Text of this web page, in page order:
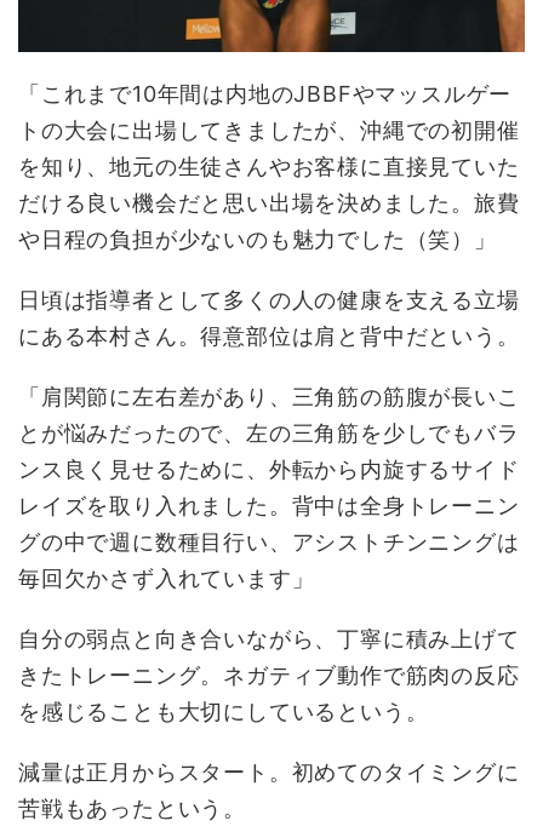
「これまで10年間は内地のJBBFやマッスルゲー
トの大会に出場してきましたが、沖縄での初開催
を知り、地元の生徒さんやお客様に直接見ていた
だける良い機会だと思い出場を決めました。旅費
や日程の負担が少ないのも魅力でした（笑）」
日頃は指導者として多くの人の健康を支える立場
にある本村さん。得意部位は肩と背中だという。
「肩関節に左右差があり、三角筋の筋腹が長いこ
とが悩みだったので、左の三角筋を少しでもバラ
ンス良く見せるために、外転から内旋するサイド
レイズを取り入れました。背中は全身トレーニン
グの中で週に数種目行い、アシストチンニングは
毎回欠かさず入れています」
自分の弱点と向き合いながら、丁寧に積み上げて
きたトレーニング。ネガティブ動作で筋肉の反応
を感じることも大切にしているという。
減量は正月からスタート。初めてのタイミングに
苦戦もあったという。